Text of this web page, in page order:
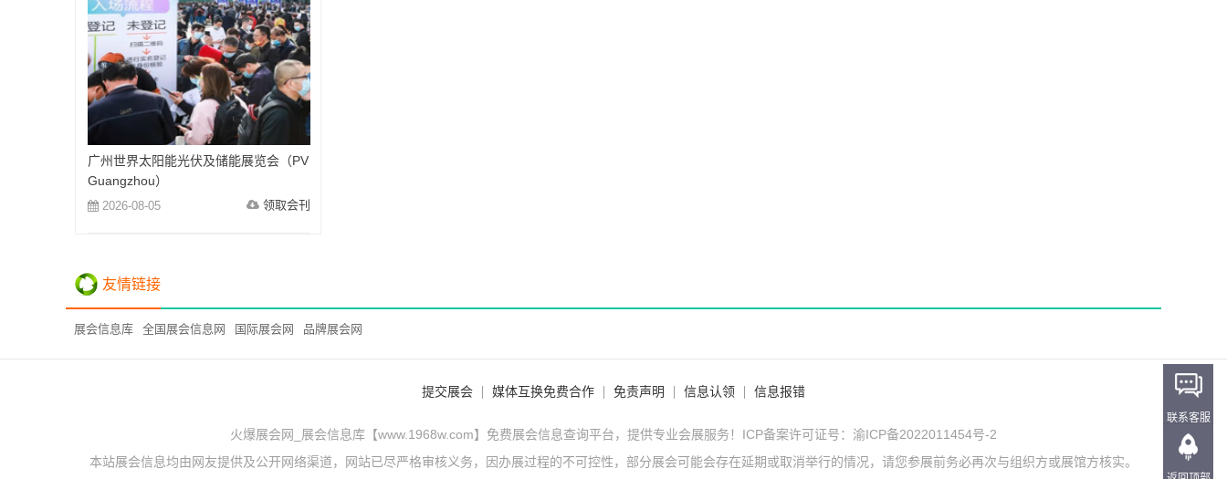
广州世界太阳能光伏及储能展览会（PV
Guangzhou）
2026-08-05 领取会刊
友情链接
展会信息库 全国展会信息网 国际展会网 品牌展会网
提交展会 媒体互换免费合作 免责声明 信息认领 信息报错
火爆展会网_展会信息库【www.1968w.com】免费展会信息查询平台，提供专业会展服务！ICP备案许可证号： 渝ICP备2022011454号-2
本站展会信息均由网友提供及公开网络渠道，网站已尽严格审核义务，因办展过程的不可控性，部分展会可能会存在延期或取消举行的情况，请您参展前务必再次与组织方或展馆方核实。
联系客服